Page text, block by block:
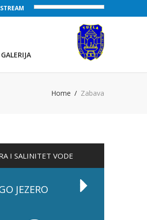
29 °C, Salinitet:32 g/L)
GALERIJA
Home Zabava
I SALINITET VODE
JEZERO